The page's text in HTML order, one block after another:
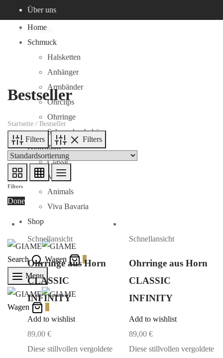
Über uns
Kontakt
Home
Schmuck
Halsketten
Anhänger
Armbänder
Ohrclips
Ohrringe
Schmuckzubehör
Kollektion
Classic
Mentor
Animals
Viva Bavaria
Shop
Search Wagen
0
Menu
Wagen
Bestseller
Startseite /Bestseller
Filters Filters
Filters
Done
Schnellansicht
Ohrringe aus Horn
CLASSIC
INFINITY
Add to wishlist
89,00 €
Diese stillvollen vergoldete
Schnellansicht
Ohrringe aus Horn
CLASSIC
INFINITY
Add to wishlist
89,00 €
Diese stillvollen vergoldete